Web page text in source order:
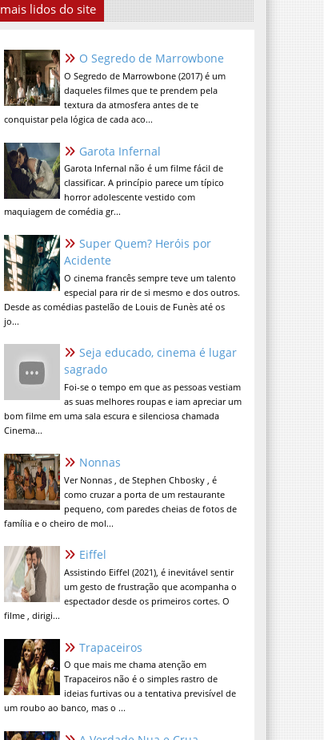
mais lidos do site
O Segredo de Marrowbone
O Segredo de Marrowbone (2017) é um
daqueles filmes que te prendem pela
textura da atmosfera antes de te
conquistar pela lógica de cada aco...
Garota Infernal
Garota Infernal não é um filme fácil de
classificar. A princípio parece um típico
horror adolescente vestido com
maquiagem de comédia gr...
Super Quem? Heróis por
Acidente
O cinema francês sempre teve um talento
especial para rir de si mesmo e dos outros.
Desde as comédias pastelão de Louis de Funès até os
jo...
Seja educado, cinema é lugar
sagrado
Foi-se o tempo em que as pessoas vestiam
as suas melhores roupas e iam apreciar um
bom filme em uma sala escura e silenciosa chamada
Cinema...
Nonnas
Ver Nonnas , de Stephen Chbosky , é
como cruzar a porta de um restaurante
pequeno, com paredes cheias de fotos de
família e o cheiro de mol...
Eiffel
Assistindo Eiffel (2021), é inevitável sentir
um gesto de frustração que acompanha o
espectador desde os primeiros cortes. O
filme , dirigi...
Trapaceiros
O que mais me chama atenção em
Trapaceiros não é o simples rastro de
ideias furtivas ou a tentativa previsível de
um roubo ao banco, mas o ...